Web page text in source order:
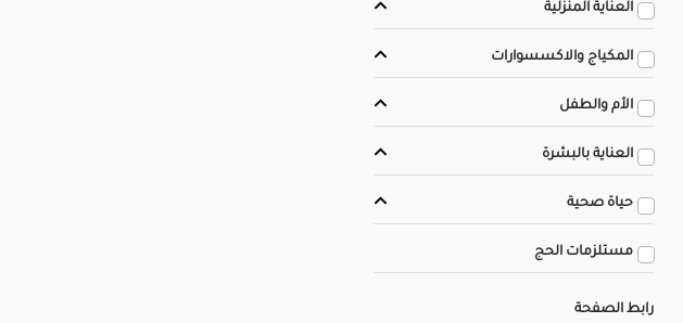
العناية المنزلية
المكياج والاكسسوارات
الأم والطفل
العناية بالبشرة
حياة صحية
مستلزمات الحج
رابط الصفحة